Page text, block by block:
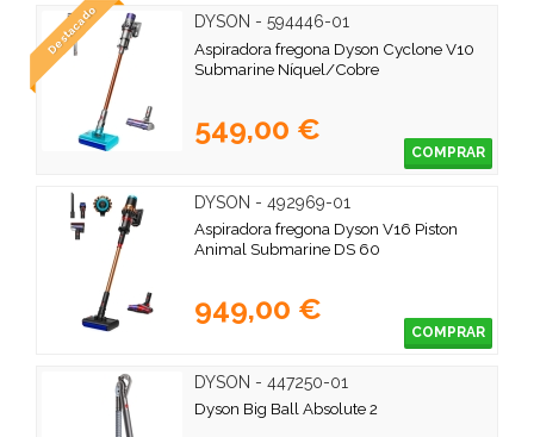
Destacado
DYSON - 594446-01
Aspiradora fregona Dyson Cyclone V10
Submarine Níquel/Cobre
549,00 €
COMPRAR
DYSON - 492969-01
Aspiradora fregona Dyson V16 Piston
Animal Submarine DS 60
949,00 €
COMPRAR
DYSON - 447250-01
Dyson Big Ball Absolute 2